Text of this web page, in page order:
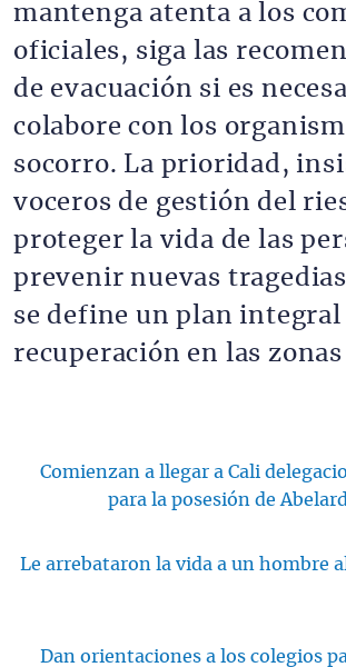
mantenga atenta a los
oficiales, siga las
de evacuación si es
colabore con los
socorro. La prioridad,
voceros de gestión del
proteger la vida de las
prevenir nuevas
se define un plan integral
recuperación en las
Comienzan a llegar a Cali
para la posesión de
Le arrebataron la vida a un hombre
Dan orientaciones a los colegios